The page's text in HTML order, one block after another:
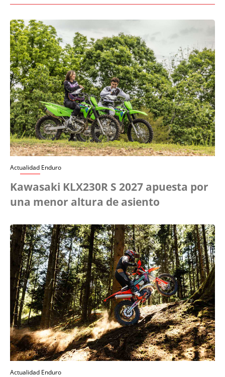
Actualidad Enduro
Kawasaki KLX230R S 2027 apuesta por
una menor altura de asiento
Actualidad Enduro